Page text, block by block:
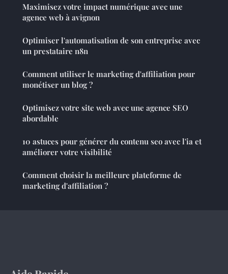
Maximisez votre impact numérique avec une
agence web à avignon
Optimiser l'automatisation de son entreprise avec
un prestataire n8n
Comment utiliser le marketing d'affiliation pour
monétiser un blog ?
Optimisez votre site web avec une agence SEO
abordable
10 astuces pour générer du contenu seo avec l'ia et
améliorer votre visibilité
Comment choisir la meilleure plateforme de
marketing d'affiliation ?